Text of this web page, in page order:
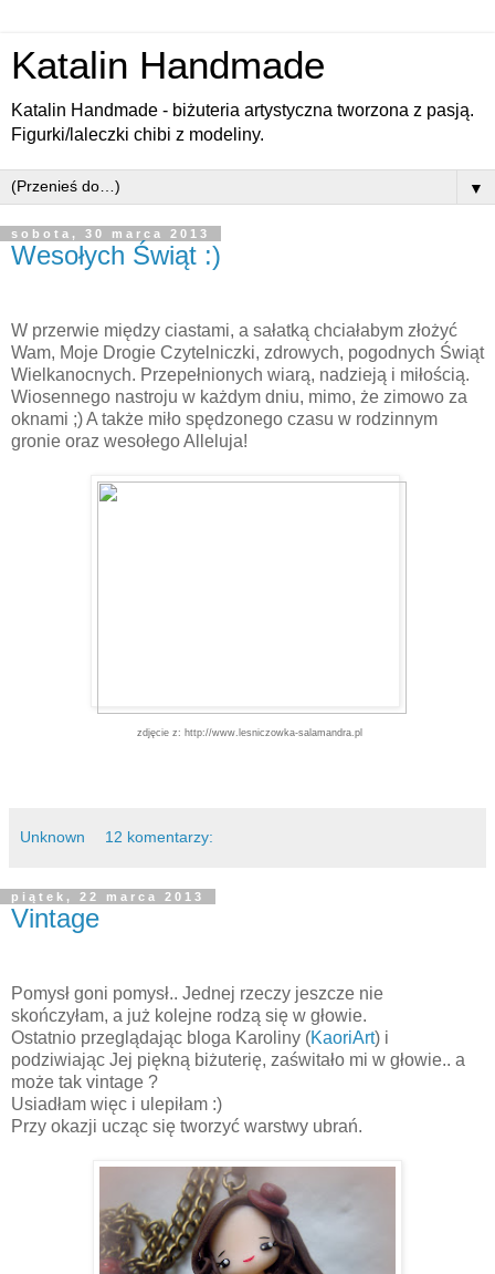
Katalin Handmade
Katalin Handmade - biżuteria artystyczna tworzona z pasją.
Figurki/laleczki chibi z modeliny.
▼
sobota, 30 marca 2013
Wesołych Świąt :)
W przerwie między ciastami, a sałatką chciałabym złożyć
Wam, Moje Drogie Czytelniczki, zdrowych, pogodnych Świąt
Wielkanocnych. Przepełnionych wiarą, nadzieją i miłością.
Wiosennego nastroju w każdym dniu, mimo, że zimowo za
oknami ;) A także miło spędzonego czasu w rodzinnym
gronie oraz wesołego Alleluja!
zdjęcie z: http://www.lesniczowka-salamandra.pl
Unknown 12 komentarzy:
piątek, 22 marca 2013
Vintage
Pomysł goni pomysł.. Jednej rzeczy jeszcze nie
skończyłam, a już kolejne rodzą się w głowie.
Ostatnio przeglądając bloga Karoliny (KaoriArt) i
podziwiając Jej piękną biżuterię, zaświtało mi w głowie.. a
może tak vintage ?
Usiadłam więc i ulepiłam :)
Przy okazji ucząc się tworzyć warstwy ubrań.